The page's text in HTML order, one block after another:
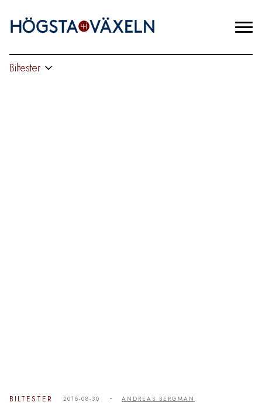
Biltester
BILTESTER 2018-08-30 - ANDREAS BERGMAN